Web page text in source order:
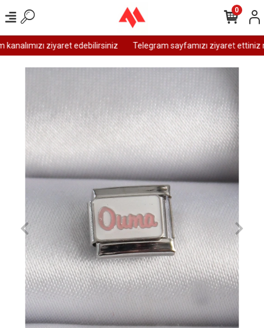
ziyaret edebilirsiniz Telegram sayfamızı ziyaret ettiniz
0